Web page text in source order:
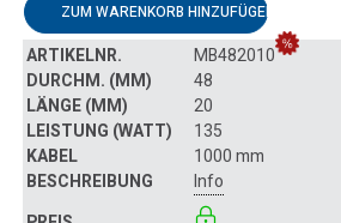
ZUM WARENKORB HINZUFÜGEN
MB482010
48
20
135
1000 mm
Info